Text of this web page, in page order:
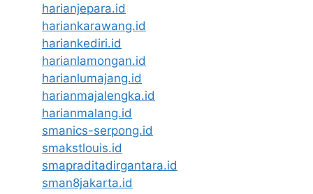
harianjepara.id
hariankarawang.id
hariankediri.id
harianlamongan.id
harianlumajang.id
harianmajalengka.id
harianmalang.id
smanics-serpong.id
smakstlouis.id
smapraditadirgantara.id
sman8jakarta.id